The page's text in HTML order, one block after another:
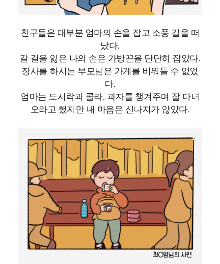
친구들은 대부분 엄마의 손을 잡고 소풍 길을 떠
났다.
갈 길을 잃은 나의 손은 가방끈을 단단히 잡았다.
장사를 하시는 부모님은 가게를 비워둘 수 없었
다.
엄마는 도시락과 콜라, 과자를 챙겨주며 잘 다녀
오라고 했지만 내 마음은 신나지가 않았다.